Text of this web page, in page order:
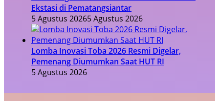
Ekstasi di Pematangsiantar
5 Agustus 20265 Agustus 2026
Lomba Inovasi Toba 2026 Resmi Digelar,
Pemenang Diumumkan Saat HUT RI
5 Agustus 2026